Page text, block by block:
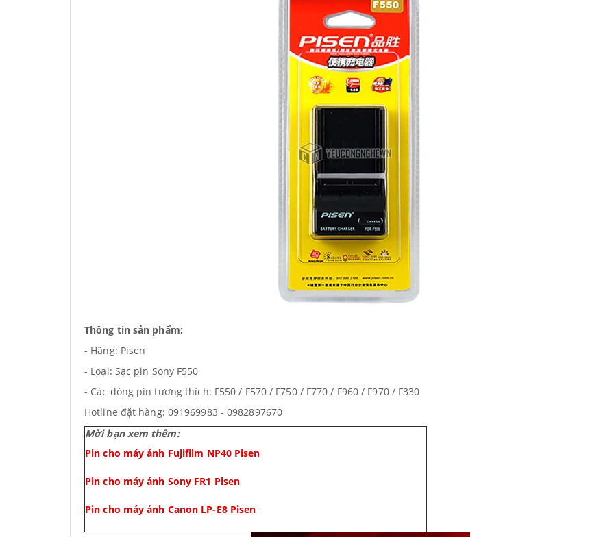
Thông tin sản phẩm:
- Hãng: Pisen
- Loại: Sạc pin Sony F550
- Các dòng pin tương thích: F550 / F570 / F750 / F770 / F960 / F970 / F330
Hotline đặt hàng: 091969983 - 0982897670
Mời bạn xem thêm:
Pin cho máy ảnh Fujifilm NP40 Pisen
Pin cho máy ảnh Sony FR1 Pisen
Pin cho máy ảnh Canon LP-E8 Pisen